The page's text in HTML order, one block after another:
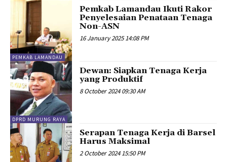
PEMKAB LAMANDAU
Pemkab Lamandau Ikuti Rakor
Penyelesaian Penataan Tenaga
Non-ASN
16 January 2025 14:08 PM
DPRD MURUNG RAYA
Dewan: Siapkan Tenaga Kerja
yang Produktif
8 October 2024 09:30 AM
Serapan Tenaga Kerja di Barsel
Harus Maksimal
2 October 2024 15:50 PM